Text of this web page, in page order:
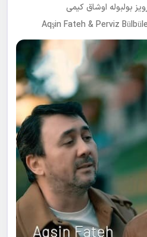
بولبوله اوشاق کیمی
Aqşin Fateh & Perviz